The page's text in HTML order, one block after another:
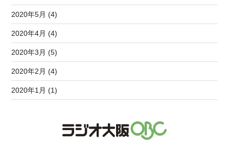
2020年5月 (4)
2020年4月 (4)
2020年3月 (5)
2020年2月 (4)
2020年1月 (1)